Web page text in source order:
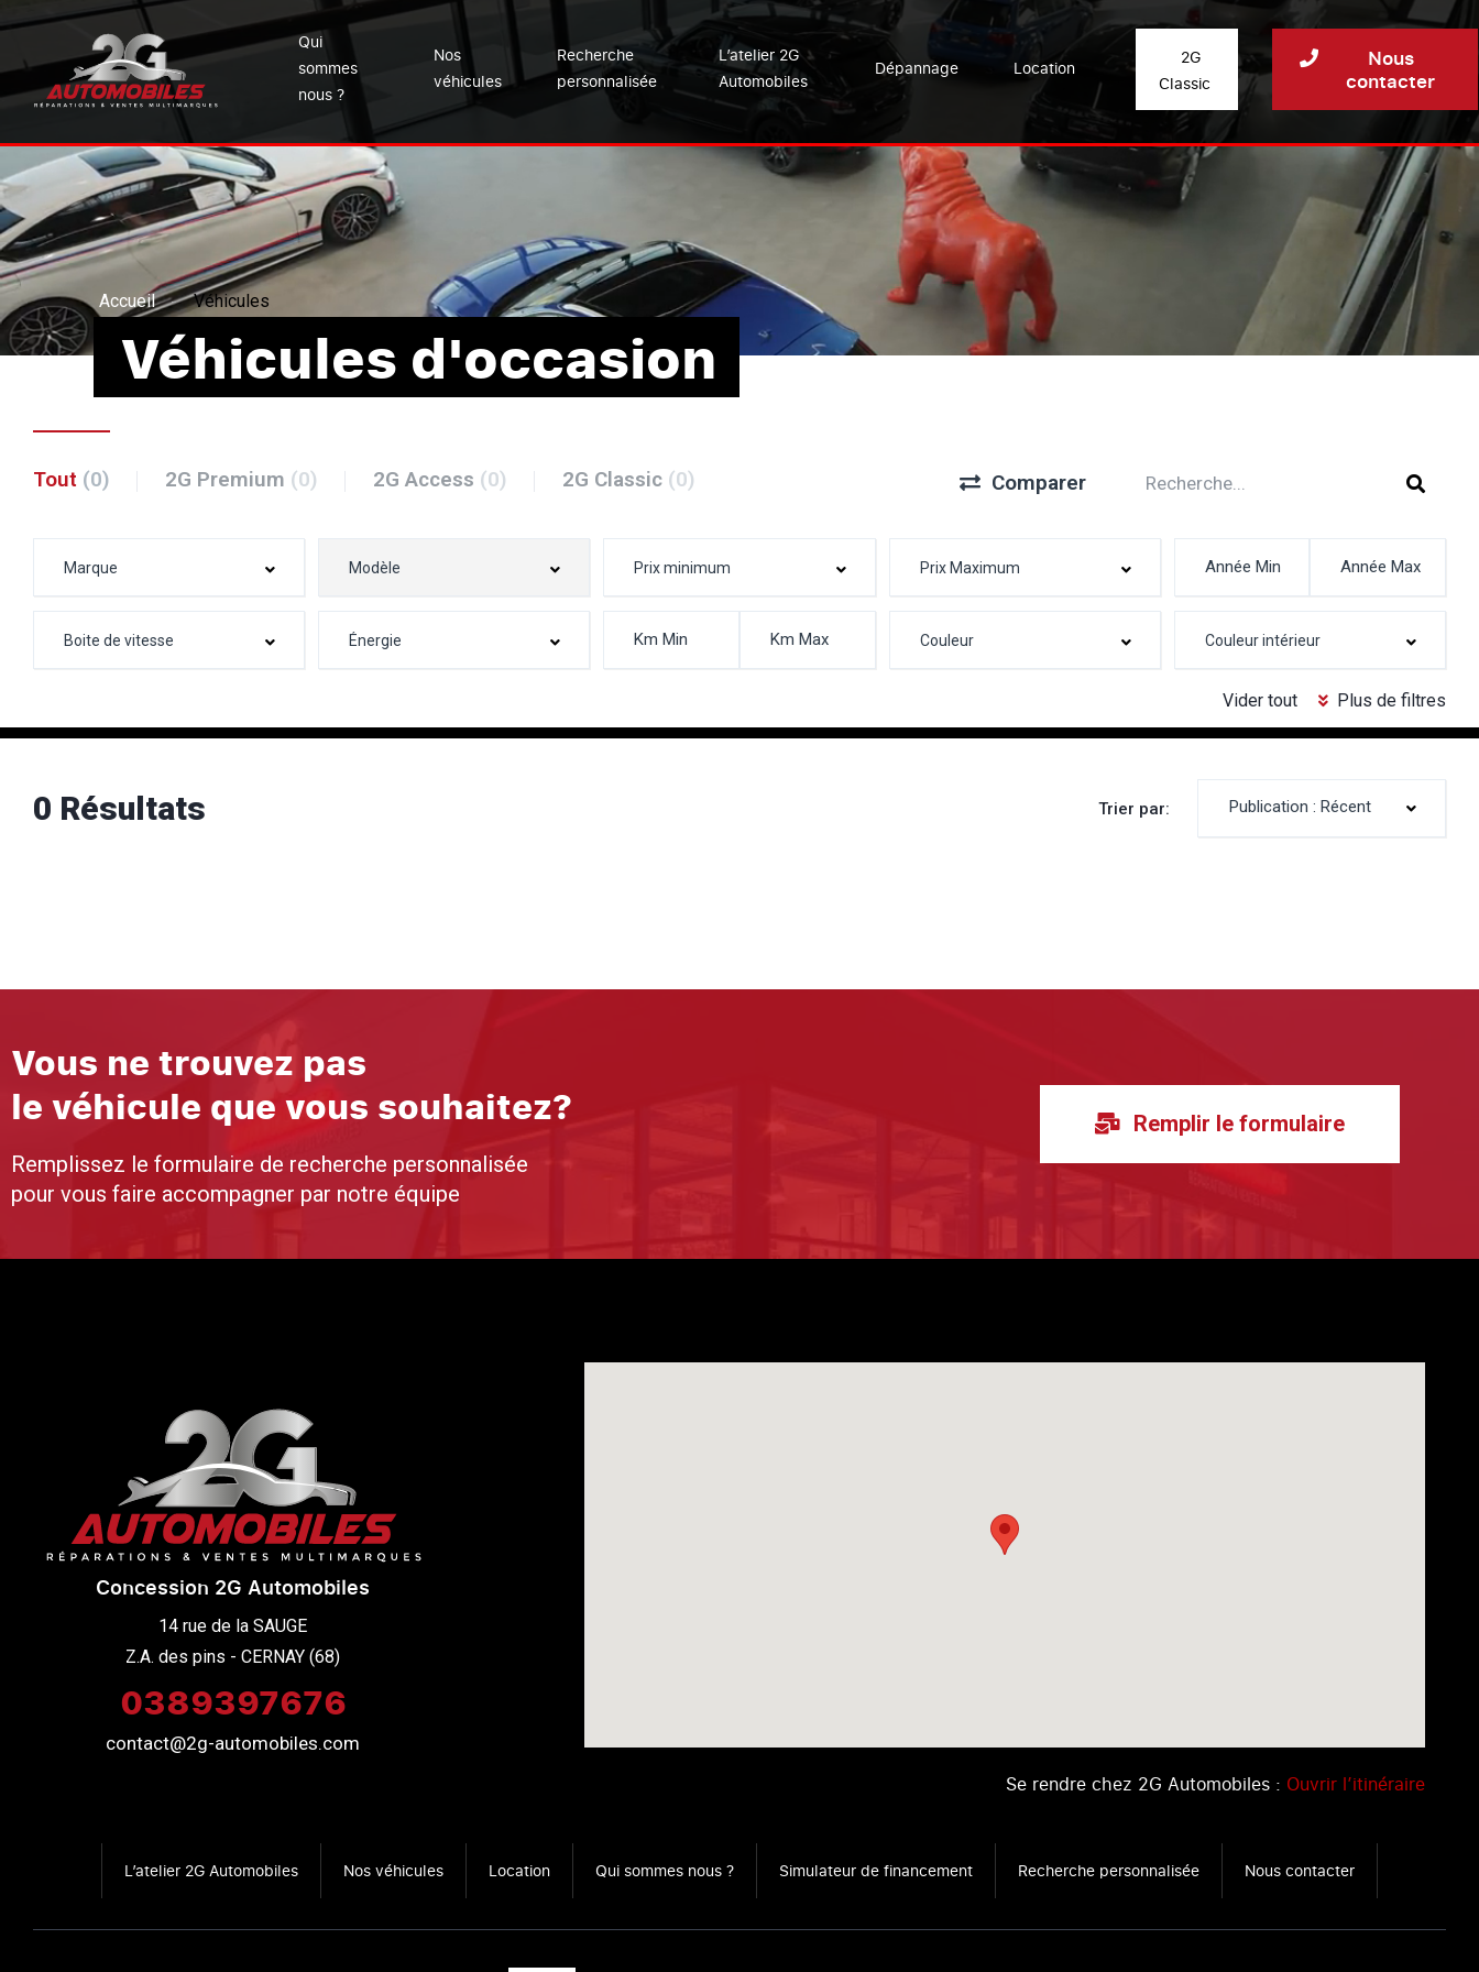
Qui
sommes
nous ?
Nos
véhicules
Recherche
personnalisée
L’atelier 2G
Automobiles
Dépannage Location
2G
Classic
Nous
contacter
Accueil Véhicules
Véhicules d'occasion
Vider tout Plus de filtres
Tout (0) 2G Premium (0) 2G Access (0) 2G Classic (0) Comparer
0 Résultats Trier par: Publication : Récent
Vous ne trouvez pas
le véhicule que vous souhaitez?
Remplissez le formulaire de recherche personnalisée
pour vous faire accompagner par notre équipe
Remplir le formulaire
Concession 2G Automobiles
14 rue de la SAUGE
Z.A. des pins - CERNAY (68)
0389397676
contact@2g-automobiles.com
Se rendre chez 2G Automobiles : Ouvrir l’itinéraire
L’atelier 2G Automobiles Nos véhicules Location Qui sommes nous ? Simulateur de financement Recherche personnalisée Nous contacter